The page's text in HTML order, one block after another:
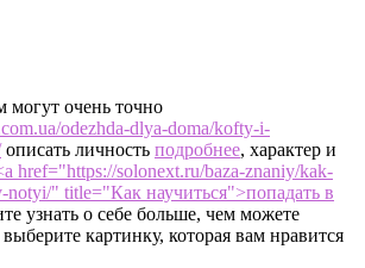
могут очень точно
odezhda-dlya-doma/kofty-i-
описать личность подробнее, характер и
href="https://solonext.ru/baza-znaniy/kak-
notyi/" title="Как научиться">попадать в
узнать о себе больше, чем можете
выберите картинку, которая вам нравится